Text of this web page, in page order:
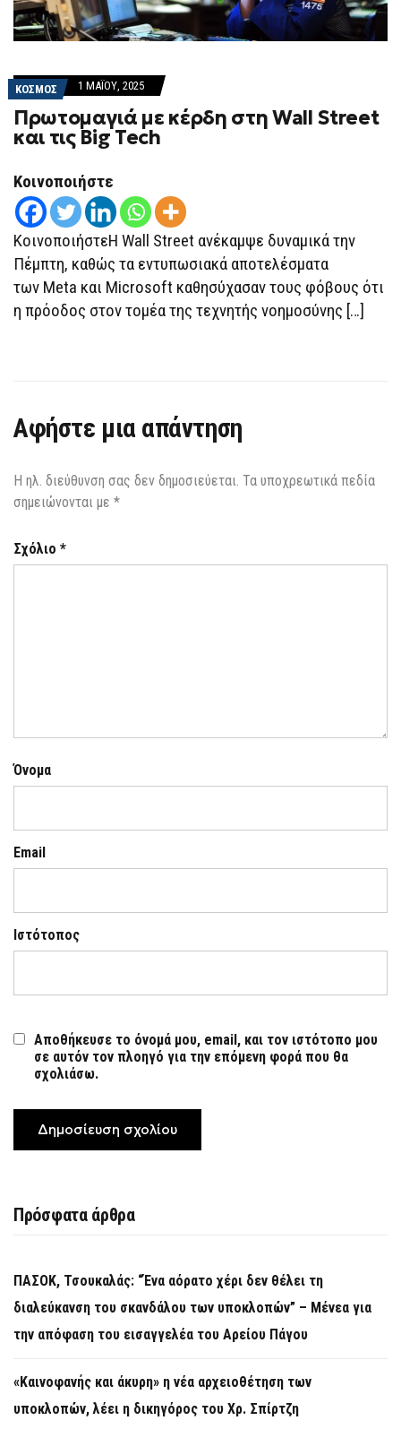
ΚΟΣΜΟΣ 1 ΜΑΪ́ΟΥ, 2025
Πρωτομαγιά με κέρδη στη Wall Street
και τις Big Tech
Κοινοποιήστε
ΚοινοποιήστεΗ Wall Street ανέκαμψε δυναμικά την
Πέμπτη, καθώς τα εντυπωσιακά αποτελέσματα
των Meta και Microsoft καθησύχασαν τους φόβους ότι
η πρόοδος στον τομέα της τεχνητής νοημοσύνης […]
Αφήστε μια απάντηση
Η ηλ. διεύθυνση σας δεν δημοσιεύεται. Τα υποχρεωτικά πεδία
σημειώνονται με *
Σχόλιο *
Όνομα
Email
Ιστότοπος
Αποθήκευσε το όνομά μου, email, και τον ιστότοπο μου
σε αυτόν τον πλοηγό για την επόμενη φορά που θα
σχολιάσω.
Πρόσφατα άρθρα
ΠΑΣΟΚ, Τσουκαλάς: “Ένα αόρατο χέρι δεν θέλει τη
διαλεύκανση του σκανδάλου των υποκλοπών” – Μένεα για
την απόφαση του εισαγγελέα του Αρείου Πάγου
«Καινοφανής και άκυρη» η νέα αρχειοθέτηση των
υποκλοπών, λέει η δικηγόρος του Χρ. Σπίρτζη